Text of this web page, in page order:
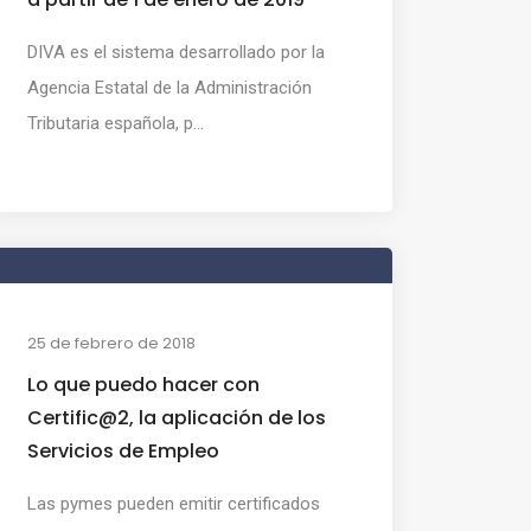
DIVA es el sistema desarrollado por la
Agencia Estatal de la Administración
Tributaria española, p...
25 de febrero de 2018
Lo que puedo hacer con
Certific@2, la aplicación de los
Servicios de Empleo
Las pymes pueden emitir certificados